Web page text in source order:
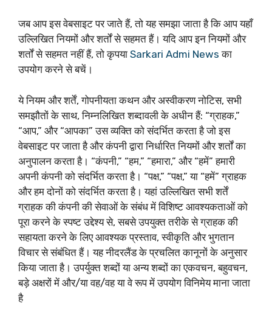
जब आप इस वेबसाइट पर जाते हैं, तो यह समझा जाता है कि आप यहाँ
उल्लिखित नियमों और शर्तों से सहमत हैं। यदि आप इन नियमों और
शर्तों से सहमत नहीं हैं, तो कृपया Sarkari Admi News का
उपयोग करने से बचें।
ये नियम और शर्तें, गोपनीयता कथन और अस्वीकरण नोटिस, सभी
समझौतों के साथ, निम्नलिखित शब्दावली के अधीन हैं: “ग्राहक,”
“आप,” और “आपका” उस व्यक्ति को संदर्भित करता है जो इस
वेबसाइट पर जाता है और कंपनी द्वारा निर्धारित नियमों और शर्तों का
अनुपालन करता है। “कंपनी,” “हम,” “हमारा,” और “हमें” हमारी
अपनी कंपनी को संदर्भित करता है। “पक्ष,” “पक्ष,” या “हमें” ग्राहक
और हम दोनों को संदर्भित करता है। यहां उल्लिखित सभी शर्तें
ग्राहक की कंपनी की सेवाओं के संबंध में विशिष्ट आवश्यकताओं को
पूरा करने के स्पष्ट उद्देश्य से, सबसे उपयुक्त तरीके से ग्राहक की
सहायता करने के लिए आवश्यक प्रस्ताव, स्वीकृति और भुगतान
विचार से संबंधित हैं। यह नीदरलैंड के प्रचलित कानूनों के अनुसार
किया जाता है। उपर्युक्त शब्दों या अन्य शब्दों का एकवचन, बहुवचन,
बड़े अक्षरों में और/या वह/वह या वे रूप में उपयोग विनिमेय माना जाता
है